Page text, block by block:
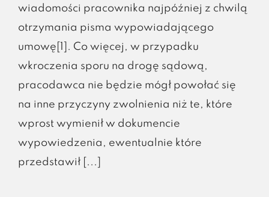
wiadomości pracownika najpóźniej z chwilą
otrzymania pisma wypowiadającego
umowę[1]. Co więcej, w przypadku
wkroczenia sporu na drogę sądową,
pracodawca nie będzie mógł powołać się
na inne przyczyny zwolnienia niż te, które
wprost wymienił w dokumencie
wypowiedzenia, ewentualnie które
przedstawił [...]